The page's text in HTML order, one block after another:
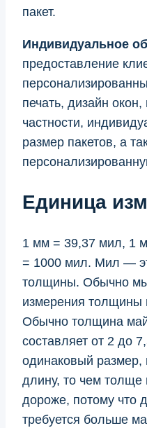
пакет.
Индивидуальное
предоставление
печать, дизайн
частности,
размер пакетов, а
Единица
1 мм = 39,37 мил, 1
= 1000 мил. Мил —
толщины. Обычно
измерения толщины
Обычно толщина
составляет от 2 до
одинаковый размер,
длину, то чем толще
дороже, потому что
требуется больше